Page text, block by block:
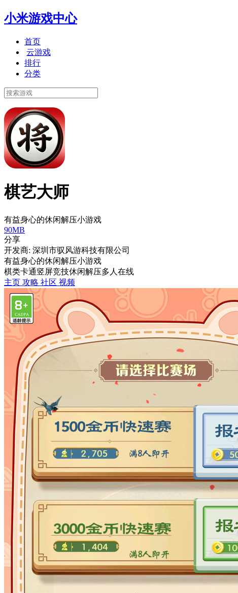
小米游戏中心
首页
云游戏
排行
分类
棋艺大师
有益身心的休闲解压小游戏
90MB
分享
开发商: 深圳市驭风游科技有限公司
有益身心的休闲解压小游戏
棋类卡通竖屏竞技休闲解压多人在线
主页 攻略 社区 视频